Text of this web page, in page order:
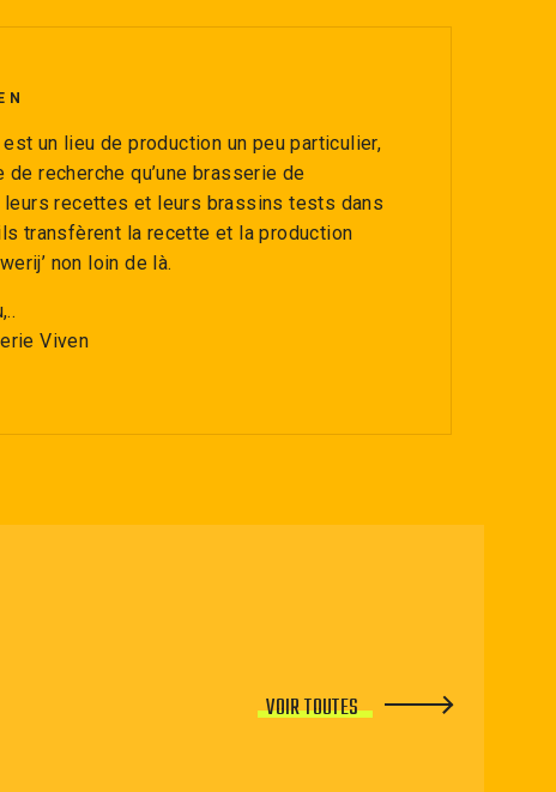
un lieu de production un peu particulier,
de recherche qu’une brasserie de
recettes et leurs brassins tests dans
transfèrent la recette et la production
non loin de là.
Viven
VOIR TOUTES